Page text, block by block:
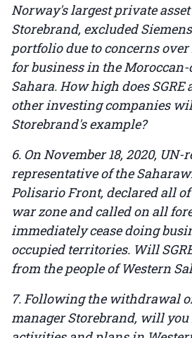
Norway's largest private
Storebrand, excluded
portfolio due to concerns
for business in the
Sahara. How high does
other investing companies
Storebrand's example?
6. On November 18, 2020, UN-
representative of the
Polisario Front, declared all
war zone and called on all
immediately cease doing
occupied territories. Will
from the people of Western
7. Following the withdrawal
manager Storebrand, will